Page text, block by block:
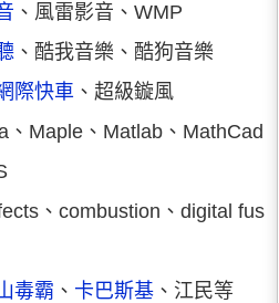
、風雷影音、WMP
、酷我音樂、酷狗音樂
際快車 、超級鏇風
Maple、Matlab、MathCad
、combustion、digital fus
毒霸 、 卡巴斯基 、江民等